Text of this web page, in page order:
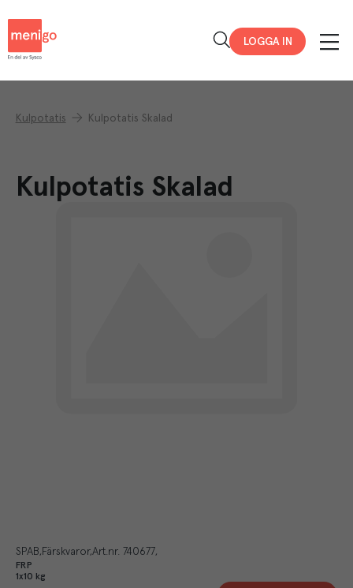
LOGGA IN
Kulpotatis Kulpotatis Skalad
Kulpotatis Skalad
SPAB Färskvaror Art.nr. 740677
FRP
1x10 kg